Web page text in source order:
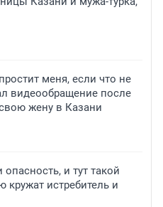
меня, если что не
видеообращение после
жену в Казани
и тут такой
кружат истребитель и